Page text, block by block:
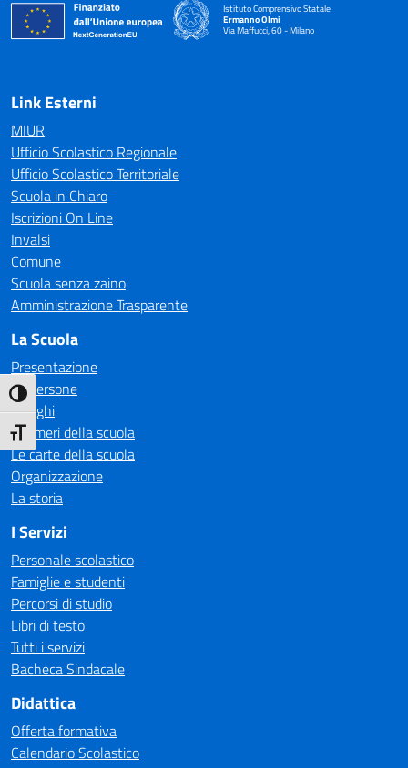
Attiva/disattiva alto contrasto
Attiva/disattiva dimensione testo
Istituto Comprensivo Statale
Ermanno Olmi
Via Maffucci, 60 - Milano
— Visita la pagina iniziale della scuola
Link Esterni
MIUR
Ufficio Scolastico Regionale
Ufficio Scolastico Territoriale
Scuola in Chiaro
Iscrizioni On Line
Invalsi
Comune
Scuola senza zaino
Amministrazione Trasparente
La Scuola
Presentazione
Le persone
I luoghi
I numeri della scuola
Le carte della scuola
Organizzazione
La storia
I Servizi
Personale scolastico
Famiglie e studenti
Percorsi di studio
Libri di testo
Tutti i servizi
Bacheca Sindacale
Didattica
Offerta formativa
Calendario Scolastico